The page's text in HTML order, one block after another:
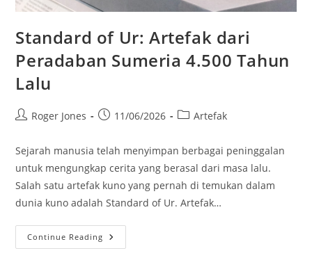
Standard of Ur: Artefak dari
Peradaban Sumeria 4.500 Tahun
Lalu
PostRoger Jones
Post11/06/2026
PostArtefak
Sejarah manusia telah menyimpan berbagai peninggalan
untuk mengungkap cerita yang berasal dari masa lalu.
Salah satu artefak kuno yang pernah di temukan dalam
dunia kuno adalah Standard of Ur. Artefak…
Continue Reading Standard
Of